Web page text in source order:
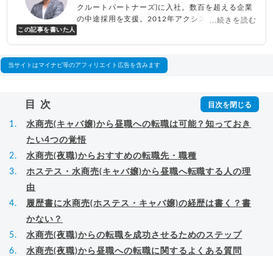
この記事を書いた人
クルートパートナーズ)に入社。数百を超える企業
の中途採用を支援。2012年アクシス(株)設立、代
べらない転職エージェント
...続きを読む
当サイトはマイナビ等のアフィリエイト広告を含みます
目次
水商売(キャバ嬢)から昼職への転職は可能？知っておき
たい4つの覚悟
水商売(夜職)からおすすめの転職先・職種
ホステス・水商売(キャバ嬢)から昼職へ転職する人の理
由
履歴書に水商売(ホステス・キャバ嬢)の経歴は書く？書
かない？
水商売(夜職)からの転職を成功させるためのステップ
水商売(夜職)から昼職への転職に関するよくある質問